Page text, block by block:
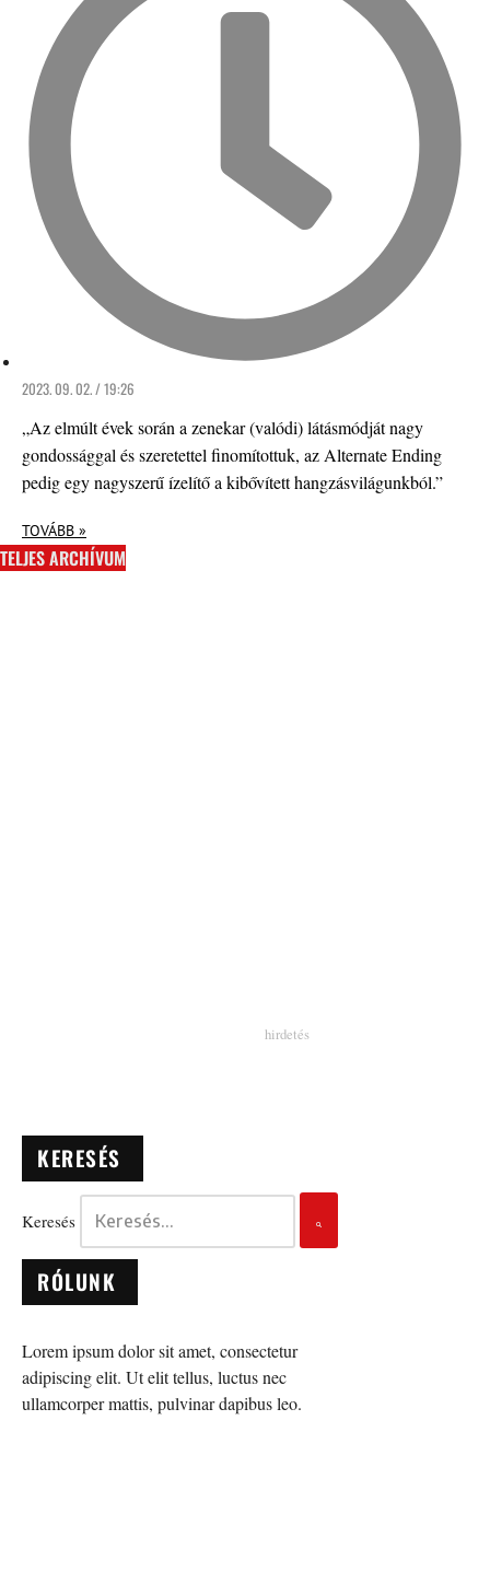
2023. 09. 02. / 19:26
„Az elmúlt évek során a zenekar (valódi) látásmódját nagy
gondossággal és szeretettel finomítottuk, az Alternate Ending
pedig egy nagyszerű ízelítő a kibővített hangzásvilágunkból.”
TOVÁBB »
TELJES ARCHÍVUM
KERESÉS
Keresés
RÓLUNK
Lorem ipsum dolor sit amet, consectetur
adipiscing elit. Ut elit tellus, luctus nec
ullamcorper mattis, pulvinar dapibus leo.